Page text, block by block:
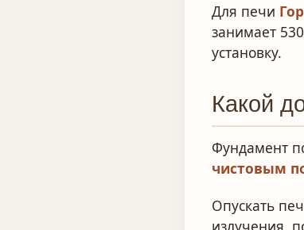
Для печи
занимает
установку.
Какой
Фундамент
чистовым
Опускать
излучения,